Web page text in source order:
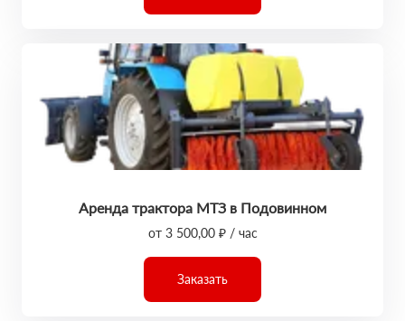
Аренда трактора МТЗ в Подовинном
от 3 500,00 ₽ / час
Заказать